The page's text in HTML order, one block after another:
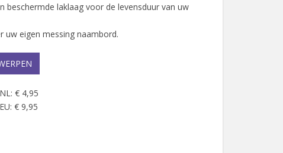
beschermde laklaag voor de levensduur van uw
uw eigen messing naambord.
€ 4,95
€ 9,95